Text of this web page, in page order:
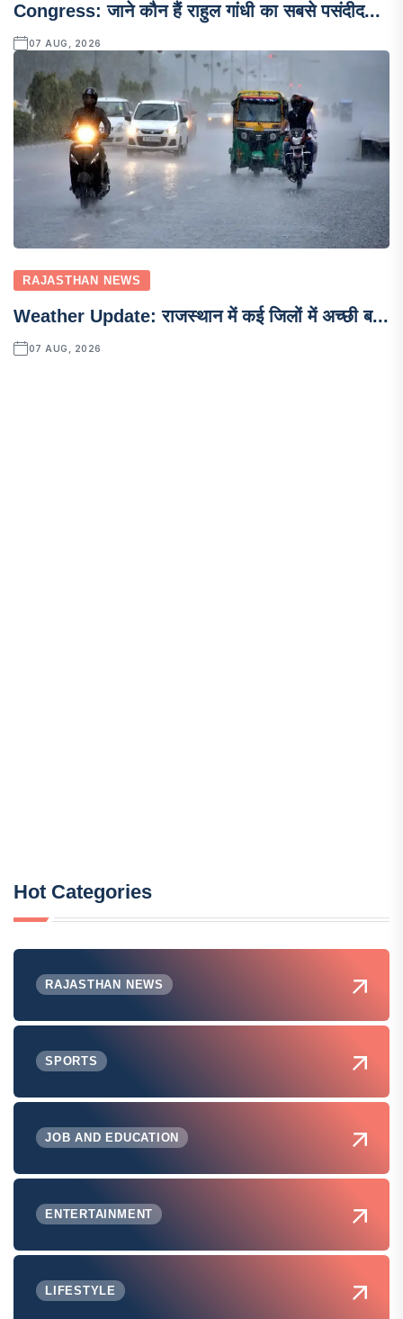
Congress: जाने कौन हैं राहुल गांधी का सबसे पसंदीद...
07 AUG, 2026
RAJASTHAN NEWS
Weather Update: राजस्थान में कई जिलों में अच्छी ब...
07 AUG, 2026
Hot Categories
RAJASTHAN NEWS
SPORTS
JOB AND EDUCATION
ENTERTAINMENT
LIFESTYLE